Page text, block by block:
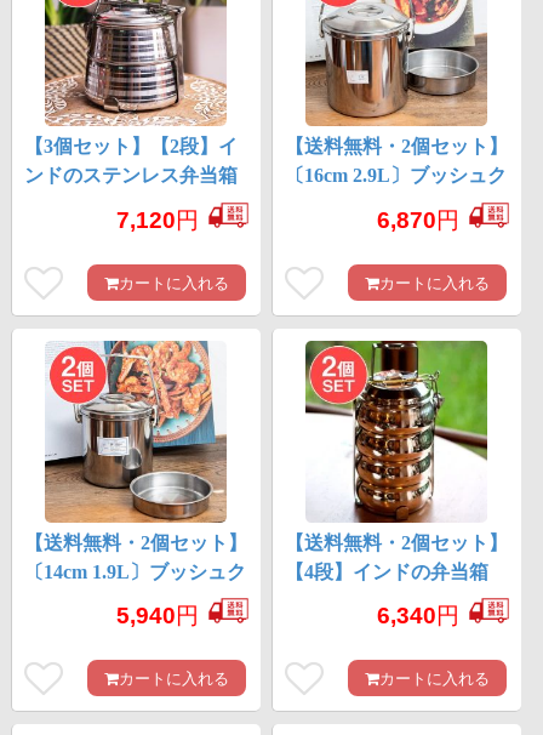
【3個セット】【2段】イ
ンドのステンレス弁当箱
7,120円
カートに入れる
【送料無料・2個セット】
〔16cm 2.9L〕ブッシュク
ラフトの定番 ビリー
缶・ビリーポット リー
ズナブルなニワトリブラ
ンド
6,870円
カートに入れる
【送料無料・2個セット】
〔14cm 1.9L〕ブッシュク
ラフトの定番 ビリー
缶・ビリーポット リー
ズナブルなニワトリブラ
ンド
5,940円
カートに入れる
【送料無料・2個セット】
【4段】インドの弁当箱
6,340円
カートに入れる